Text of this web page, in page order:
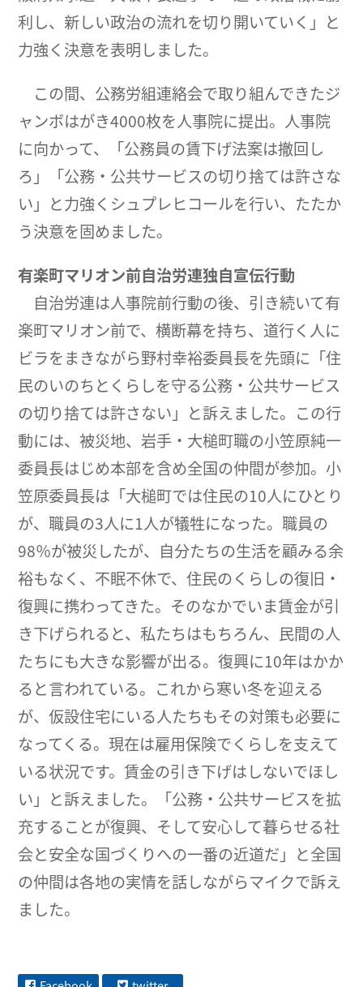
利し、新しい政治の流れを切り開いていく」と
力強く決意を表明しました。
この間、公務労組連絡会で取り組んできたジ
ャンボはがき4000枚を人事院に提出。人事院
に向かって、「公務員の賃下げ法案は撤回し
ろ」「公務・公共サービスの切り捨ては許さな
い」と力強くシュプレヒコールを行い、たたか
う決意を固めました。
有楽町マリオン前自治労連独自宣伝行動
自治労連は人事院前行動の後、引き続いて有
楽町マリオン前で、横断幕を持ち、道行く人に
ビラをまきながら野村幸裕委員長を先頭に「住
民のいのちとくらしを守る公務・公共サービス
の切り捨ては許さない」と訴えました。この行
動には、被災地、岩手・大槌町職の小笠原純一
委員長はじめ本部を含め全国の仲間が参加。小
笠原委員長は「大槌町では住民の10人にひとり
が、職員の3人に1人が犠牲になった。職員の
98％が被災したが、自分たちの生活を顧みる余
裕もなく、不眠不休で、住民のくらしの復旧・
復興に携わってきた。そのなかでいま賃金が引
き下げられると、私たちはもちろん、民間の人
たちにも大きな影響が出る。復興に10年はかか
ると言われている。これから寒い冬を迎える
が、仮設住宅にいる人たちもその対策も必要に
なってくる。現在は雇用保険でくらしを支えて
いる状況です。賃金の引き下げはしないでほし
い」と訴えました。「公務・公共サービスを拡
充することが復興、そして安心して暮らせる社
会と安全な国づくりへの一番の近道だ」と全国
の仲間は各地の実情を話しながらマイクで訴え
ました。